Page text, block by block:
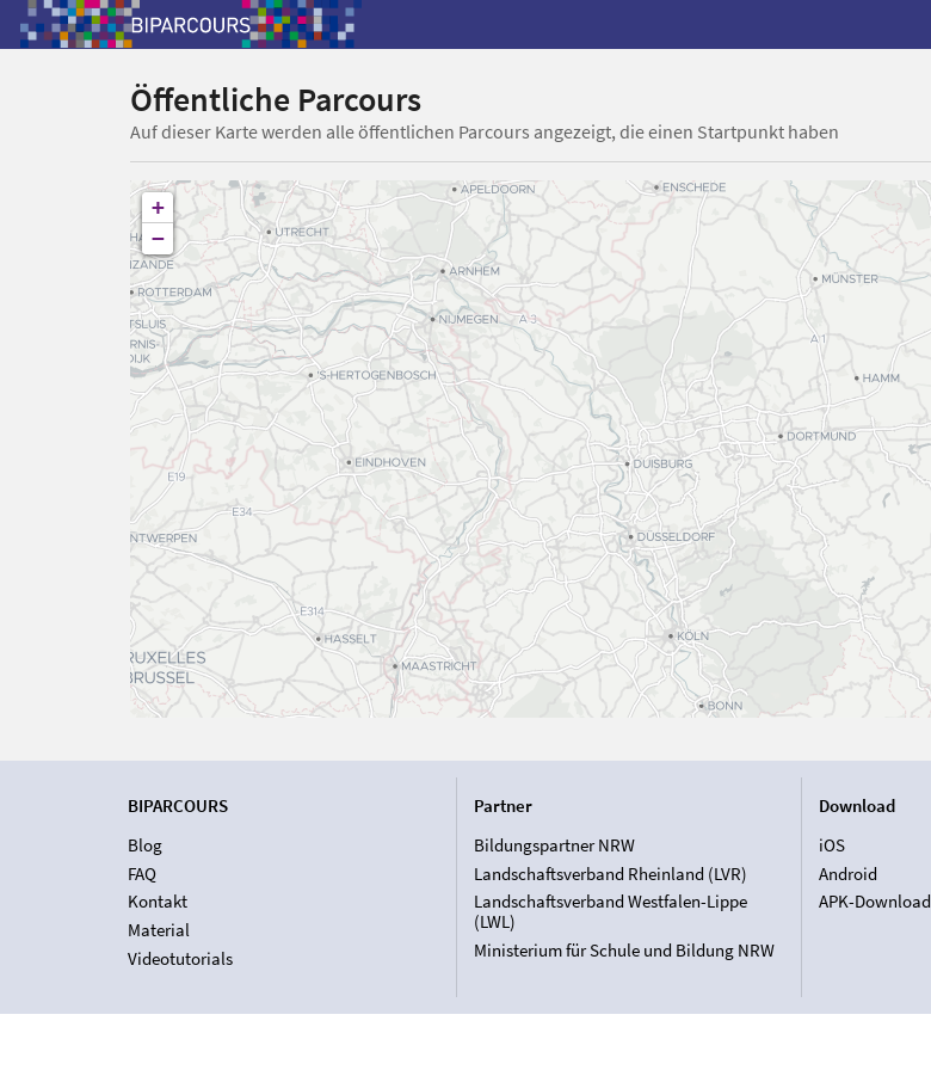
Öffentliche Parcours
Auf dieser Karte werden alle öffentlichen Parcours angezeigt, die einen Startpunkt haben
+
−
BIPARCOURS
Blog
FAQ
Kontakt
Material
Videotutorials
Partner
Bildungspartner NRW
Landschaftsverband Rheinland (LVR)
Landschaftsverband Westfalen-Lippe
(LWL)
Ministerium für Schule und Bildung NRW
Download
iOS
Android
APK-Download